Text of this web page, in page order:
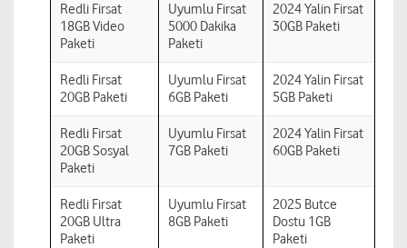
Redli Firsat
18GB Video
Paketi
Uyumlu Firsat
5000 Dakika
Paketi
2024 Yalin Firsat
30GB Paketi
Redli Firsat
20GB Paketi
Uyumlu Firsat
6GB Paketi
2024 Yalin Firsat
5GB Paketi
Redli Firsat
20GB Sosyal
Paketi
Uyumlu Firsat
7GB Paketi
2024 Yalin Firsat
60GB Paketi
Redli Firsat
20GB Ultra
Paketi
Uyumlu Firsat
8GB Paketi
2025 Butce
Dostu 1GB
Paketi